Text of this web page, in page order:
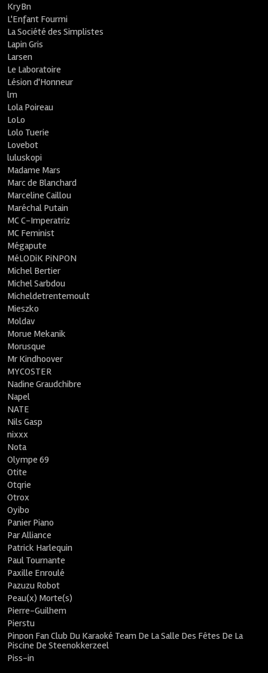
KryBn
L'Enfant Fourmi
La Société des Simplistes
Lapin Gris
Larsen
Le Laboratoire
Lésion d'Honneur
lm
Lola Poireau
LoLo
Lolo Tuerie
Lovebot
luluskopi
Madame Mars
Marc de Blanchard
Marceline Caillou
Maréchal Putain
MC C-Imperatriz
MC Feminist
Mégapute
MéLODiK PiNPON
Michel Bertier
Michel Sarbdou
Micheldetrentemoult
Mieszko
Moldav
Morue Mekanik
Morusque
Mr Kindhoover
MYCOSTER
Nadine Graudchibre
Napel
NATE
Nils Gasp
nixxx
Nota
Olympe 69
Otite
Otqrie
Otrox
Oyibo
Panier Piano
Par Alliance
Patrick Harlequin
Paul Tournante
Paxille Enroulé
Pazuzu Robot
Peau(x) Morte(s)
Pierre-Guilhem
Pierstu
Pinpon Fan Club Du Karaoké Team De La Salle Des Fêtes De La
Piscine De Steenokkerzeel
Piss-in